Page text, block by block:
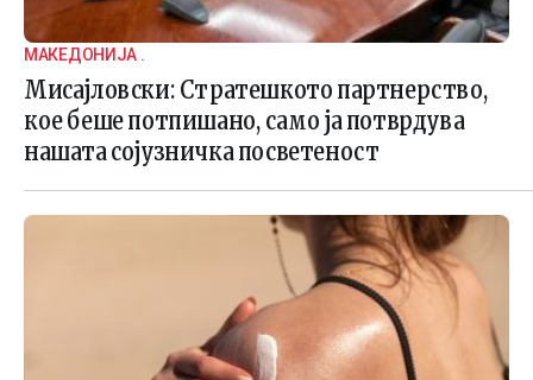
МАКЕДОНИЈА .
Мисајловски: Стратешкото партнерство,
кое беше потпишано, само ја потврдува
нашата сојузничка посветеност